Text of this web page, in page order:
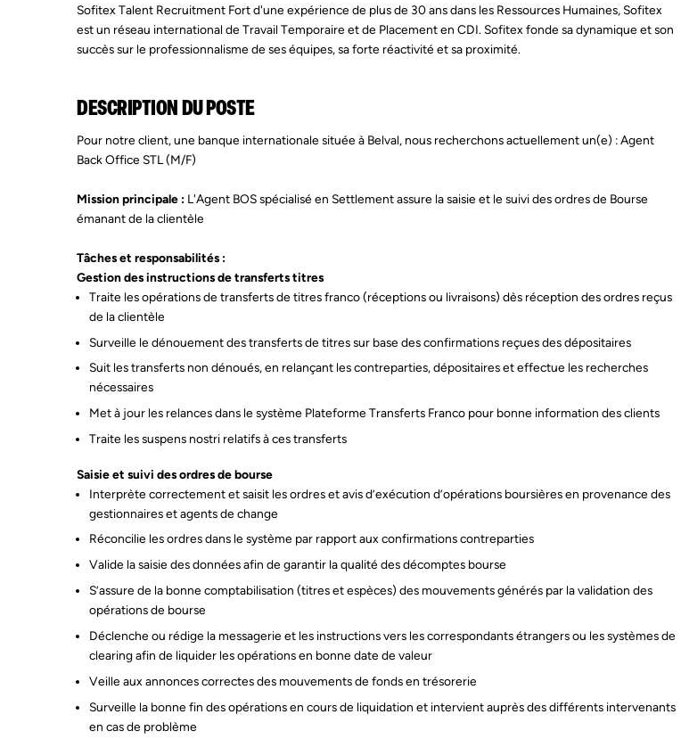
Sofitex Talent Recruitment Fort d'une expérience de plus de 30 ans dans les Ressources Humaines, Sofitex
est un réseau international de Travail Temporaire et de Placement en CDI. Sofitex fonde sa dynamique et son
succès sur le professionnalisme de ses équipes, sa forte réactivité et sa proximité.
DESCRIPTION DU POSTE
Pour notre client, une banque internationale située à Belval, nous recherchons actuellement un(e) : Agent
Back Office STL (M/F)
Mission principale : L'Agent BOS spécialisé en Settlement assure la saisie et le suivi des ordres de Bourse
émanant de la clientèle
Tâches et responsabilités :
Gestion des instructions de transferts titres
Traite les opérations de transferts de titres franco (réceptions ou livraisons) dès réception des ordres reçus
de la clientèle
Surveille le dénouement des transferts de titres sur base des confirmations reçues des dépositaires
Suit les transferts non dénoués, en relançant les contreparties, dépositaires et effectue les recherches
nécessaires
Met à jour les relances dans le système Plateforme Transferts Franco pour bonne information des clients
Traite les suspens nostri relatifs à ces transferts
Saisie et suivi des ordres de bourse
Interprète correctement et saisit les ordres et avis d’exécution d’opérations boursières en provenance des
gestionnaires et agents de change
Réconcilie les ordres dans le système par rapport aux confirmations contreparties
Valide la saisie des données afin de garantir la qualité des décomptes bourse
S’assure de la bonne comptabilisation (titres et espèces) des mouvements générés par la validation des
opérations de bourse
Déclenche ou rédige la messagerie et les instructions vers les correspondants étrangers ou les systèmes de
clearing afin de liquider les opérations en bonne date de valeur
Veille aux annonces correctes des mouvements de fonds en trésorerie
Surveille la bonne fin des opérations en cours de liquidation et intervient auprès des différents intervenants
en cas de problème